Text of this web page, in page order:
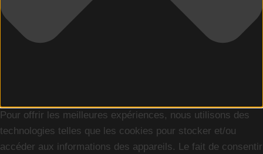
Pour offrir les meilleures expériences, nous utilisons des
technologies telles que les cookies pour stocker et/ou
accéder aux informations des appareils. Le fait de consentir